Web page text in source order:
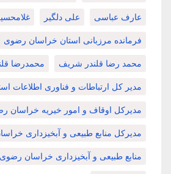
عارف عباسی علی دلگیر
فرمانده مرزبانی استان خراسان رضوی
محمد رضا قلندر شریف محمدرضا
مدیر کل ارتباطات و فناوری اطلاعات
مدیرکل اوقاف و امور خیریه خراسان
مدیرکل منابع طبیعی و آبخیزداری
منابع طبیعی و آبخیزداری خراسان رضوی